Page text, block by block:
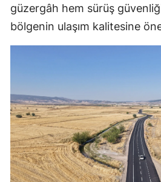
güzergâh hem sürüş
bölgenin ulaşım kalitesine